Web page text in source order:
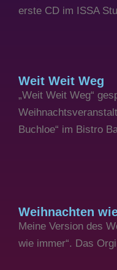
erste CD im ISSA
Weit Weit Weg
„Weit Weit Weg“
Buchloe“ im Bistro
Weihnachten
Meine Version des
wie immer“. Das